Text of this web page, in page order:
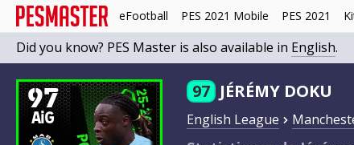
eFootball PES 2021 Mobile PES 2021
Did you know? PES Master is also available in English.
97
AiG
97 JÉRÉMY DOKU
English League